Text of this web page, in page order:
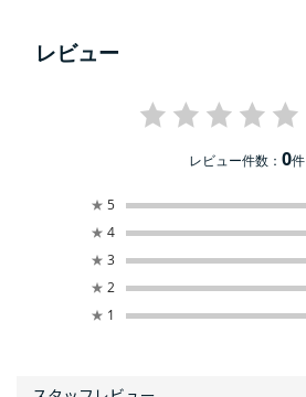
レビュー
レビュー件数：0件
★ 5
★ 4
★ 3
★ 2
★ 1